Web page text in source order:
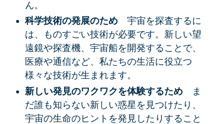
ん。
科学技術の発展のため 宇宙を探査するに
は、ものすごい技術が必要です。新しい望
遠鏡や探査機、宇宙船を開発することで、
医療や通信など、私たちの生活に役立つ
様々な技術が生まれます。
新しい発見のワクワクを体験するため
ま
だ誰も知らない新しい惑星を見つけたり、
宇宙の生命のヒントを発見したりすること